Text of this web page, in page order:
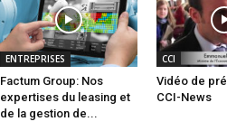
ENTREPRISES
Factum Group: Nos
expertises du leasing et
de la gestion de...
CCI
Vidéo de
CCI-News